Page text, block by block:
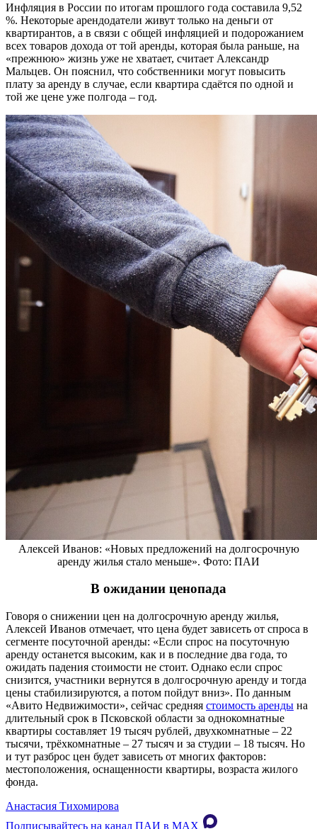
Инфляция в России по итогам прошлого года составила 9,52
%. Некоторые арендодатели живут только на деньги от
квартирантов, а в связи с общей инфляцией и подорожанием
всех товаров дохода от той аренды, которая была раньше, на
«прежнюю» жизнь уже не хватает, считает Александр
Мальцев. Он пояснил, что собственники могут повысить
плату за аренду в случае, если квартира сдаётся по одной и
той же цене уже полгода – год.
Алексей Иванов: «Новых предложений на долгосрочную
аренду жилья стало меньше». Фото: ПАИ
В ожидании ценопада
Говоря о снижении цен на долгосрочную аренду жилья,
Алексей Иванов отмечает, что цена будет зависеть от спроса в
сегменте посуточной аренды: «Если спрос на посуточную
аренду останется высоким, как и в последние два года, то
ожидать падения стоимости не стоит. Однако если спрос
снизится, участники вернутся в долгосрочную аренду и тогда
цены стабилизируются, а потом пойдут вниз». По данным
«Авито Недвижимости», сейчас средняя стоимость аренды на
длительный срок в Псковской области за однокомнатные
квартиры составляет 19 тысяч рублей, двухкомнатные – 22
тысячи, трёхкомнатные – 27 тысяч и за студии – 18 тысяч. Но
и тут разброс цен будет зависеть от многих факторов:
местоположения, оснащенности квартиры, возраста жилого
фонда.
Анастасия Тихомирова
Подписывайтесь на канал ПАИ в MAХ